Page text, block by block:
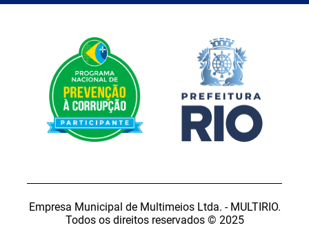
Empresa Municipal de Multimeios Ltda. - MULTIRIO.
Todos os direitos reservados © 2025